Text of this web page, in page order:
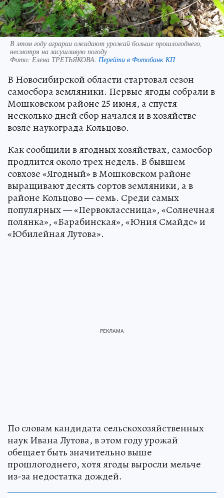
В этом году аграрии ожидают урожай больше прошлогоднего,
несмотря на засушливую погоду
Фото: Елена ТРЕТЬЯКОВА. Перейти в Фотобанк КП
В Новосибирской области стартовал сезон
самосбора земляники. Первые ягоды собрали в
Мошковском районе 25 июня, а спустя
несколько дней сбор начался и в хозяйстве
возле наукограда Кольцово.
Как сообщили в ягодных хозяйствах, самосбор
продлится около трех недель. В бывшем
совхозе «Ягодный» в Мошковском районе
выращивают десять сортов земляники, а в
районе Кольцово — семь. Среди самых
популярных — «Первоклассница», «Солнечная
полянка», «Барабинская», «Юния Смайдс» и
«Юбилейная Лутова».
По словам кандидата сельскохозяйственных
наук Ивана Лутова, в этом году урожай
обещает быть значительно выше
прошлогоднего, хотя ягоды выросли мельче
из-за недостатка дождей.